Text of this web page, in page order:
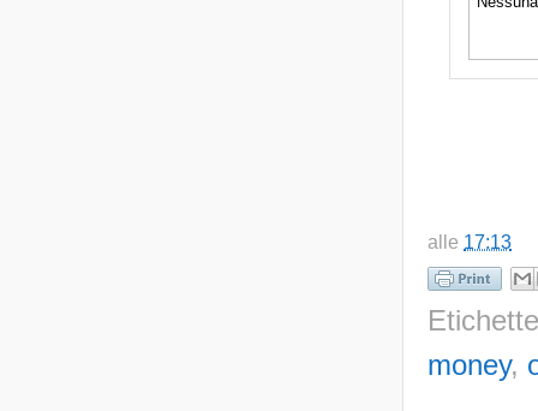
alle 17:13
money,